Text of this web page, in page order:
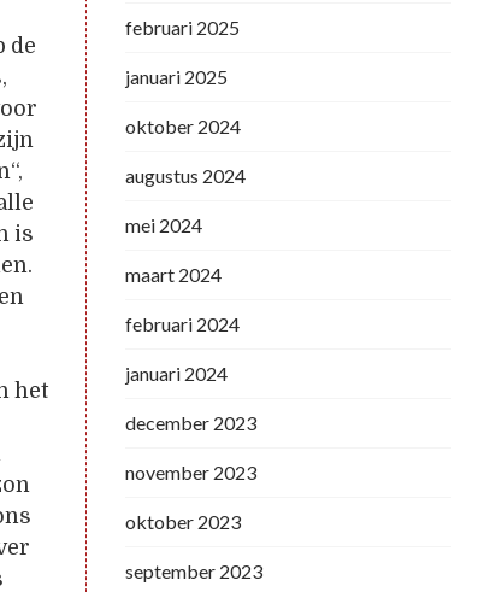
de
is
het
februari 2025
januari 2025
oktober 2024
augustus 2024
mei 2024
maart 2024
februari 2024
januari 2024
december 2023
november 2023
oktober 2023
september 2023